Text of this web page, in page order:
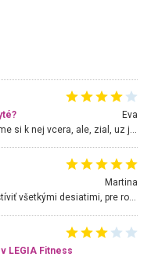
Eva
Martina
Nádherné miesto ktoré odporúčam navštíviť všetkými desiatimi, pre rodiny s deťmi, dôchodcom... Proste a jednoducho ozaj rozprávkový les.. určite ešte prídeme. Odniesli sme si na pamiatku krásne tričká,
LEGIA Fitness